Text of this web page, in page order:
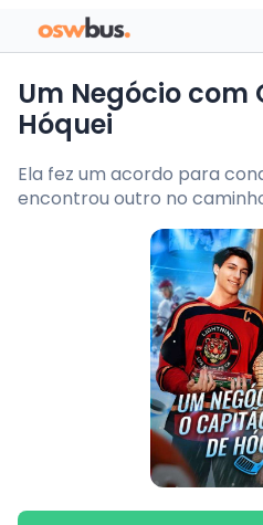
Um Negócio com O Capitão de
Hóquei
Ela fez um acordo para
encontrou outro no